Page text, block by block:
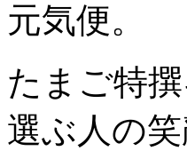
元気便。
たまご特
選ぶ人の